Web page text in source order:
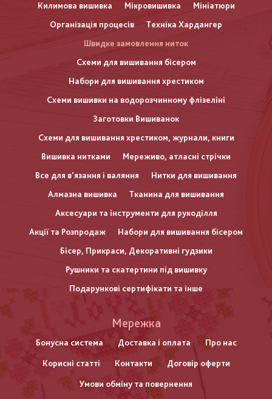
Килимова вишивка
Мікровишивка
Мініатюри
Організація процесів
Техніка Хардангер
Швидке замовлення ниток
Схеми для вишивання бісером
Набори для вишивання хрестиком
Схеми вишивки на водорозчинному флізеліні
Заготовки Вишиванок
Схеми для вишивання хрестиком, журнали, книги
Вишивка нитками
Мереживо, атласні стрічки
Все для в'язання і валяння
Нитки для вишивання
Алмазна вишивка
Тканина для вишивання
Аксесуари та інструменти для рукоділля
Акції та Розпродаж
Набори для вишивання бісером
Бісер, Прикраси, Декоративні гудзики
Рушники та скатертини під вишивку
Подарункові сертифікати та інше
нижнього
колонтитулу
Мережка
Бонусна система Доставка і оплата Про нас
Корисні статті Контакти Договір оферти
Умови обміну та повернення